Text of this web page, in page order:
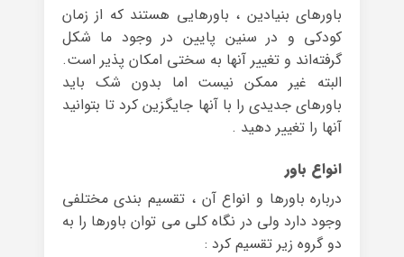
باورهای بنیادین ، باورهایی هستند که از زمان
کودکی و در سنین پایین در وجود ما شکل
گرفته‌اند و تغییر آنها به سختی امکان پذیر است.
البته غیر ممکن نیست اما بدون شک باید
باورهای جدیدی را با آنها جایگزین کرد تا بتوانید
آنها را تغییر دهید .
انواع باور
درباره باورها و انواع آن ، تقسیم بندی مختلفی
وجود دارد ولی در نگاه کلی می توان باورها را به
دو گروه زیر تقسیم کرد :